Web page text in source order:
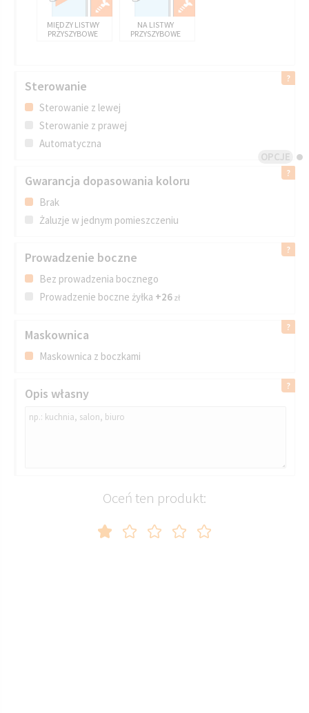
OPCJE
MIĘDZY LISTWY
PRZYSZYBOWE
NA LISTWY
PRZYSZYBOWE
Sterowanie
Sterowanie z lewej
Sterowanie z prawej
Automatyczna
Gwarancja dopasowania koloru
Brak
Żaluzje w jednym pomieszczeniu
Prowadzenie boczne
Bez prowadzenia bocznego
Prowadzenie boczne żyłka +26 zł
Maskownica
Maskownica z boczkami
Opis własny
Oceń ten produkt: